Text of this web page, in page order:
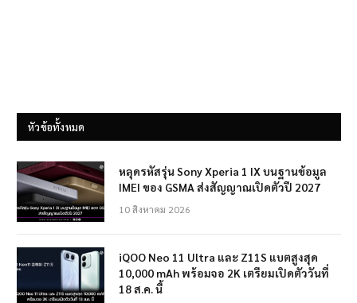
หัวข้อทั้งหมด
หลุดรหัสรุ่น Sony Xperia 1 IX บนฐานข้อมูล
IMEI ของ GSMA ส่งสัญญาณเปิดตัวปี 2027
10 สิงหาคม 2026
iQOO Neo 11 Ultra และ Z11S แบตสูงสุด
10,000 mAh พร้อมจอ 2K เตรียมเปิดตัววันที่
18 ส.ค. นี้